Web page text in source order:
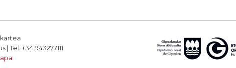
Tel. +34.943277111